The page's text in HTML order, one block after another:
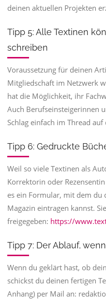
deinen aktuellen Projekten
Tipp 5: Alle Textinen
schreiben
Voraussetzung für deinen
Mitgliedschaft im Netzwerk
hat die Möglichkeit, ihr
Auch Berufseinsteigerinnen
Schlag einfach im Thread
Tipp 6: Gedruckte
Weil so viele Textinen als
Korrektorin oder
es ein Formular, mit dem du
Magazin eintragen kannst.
freigegeben: https://
Tipp 7: Der Ablauf,
Wenn du geklärt hast, ob
schickst du deinen fertigen
Anhang) per Mail an: